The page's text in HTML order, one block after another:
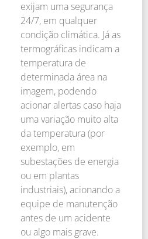
exijam uma segurança
24/7, em qualquer
condição climática. Já as
termográficas indicam a
temperatura de
determinada área na
imagem, podendo
acionar alertas caso haja
uma variação muito alta
da temperatura (por
exemplo, em
subestações de energia
ou em plantas
industriais), acionando a
equipe de manutenção
antes de um acidente
ou algo mais grave.